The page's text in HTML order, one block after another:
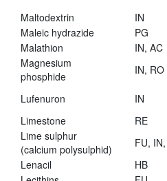
Maltodextrin
IN
Maleic hydrazide
PG
Malathion
IN, AC
Magnesium
phosphide
IN, RO
Lufenuron IN
Limestone
RE
Lime sulphur
(calcium polysulphid)
FU,
Lenacil
HB